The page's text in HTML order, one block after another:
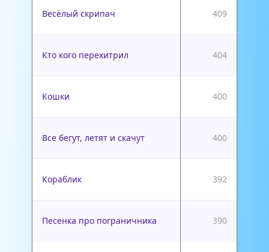
Весёлый скрипач 409
Кто кого перехитрил 404
Кошки 400
Все бегут, летят и скачут 400
Кораблик 392
Песенка про пограничника 390